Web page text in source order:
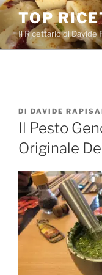
Salta
contenuto
TOP
Il Ricettario di Davide
PUBBLICATO
IL
DI DAVIDE
Il Pesto
Originale